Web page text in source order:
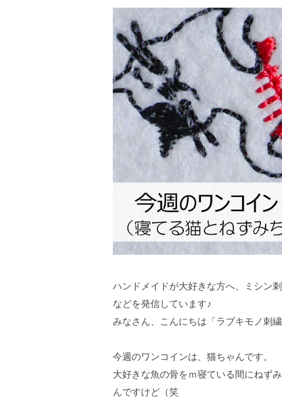
ハンドメイドが大好きな方へ、ミシン
などを発信しています♪
みなさん、こんにちは「ラブキモノ刺繍
今週のワンコインは、猫ちゃんです。
大好きな魚の骨をｍ寝ている間にねず
んですけど（笑